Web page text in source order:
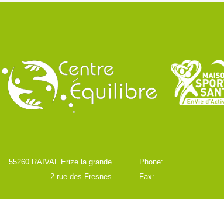
Phone:
Fax:
55260 RAIVAL Erize la grande
2 rue des Fresnes